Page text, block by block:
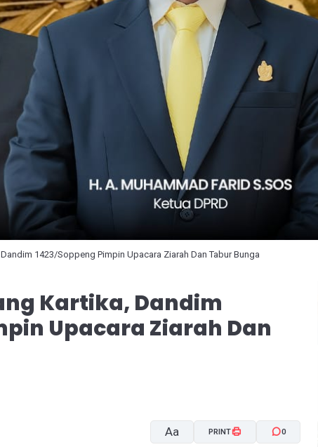
1423/Soppeng Pimpin Upacara Ziarah Dan Tabur Bunga
Kartika, Dandim
Upacara Ziarah Dan
Aa PRINT 0